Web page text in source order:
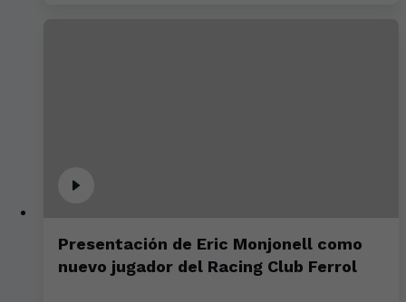
Presentación de Eric Monjonell como
nuevo jugador del Racing Club Ferrol